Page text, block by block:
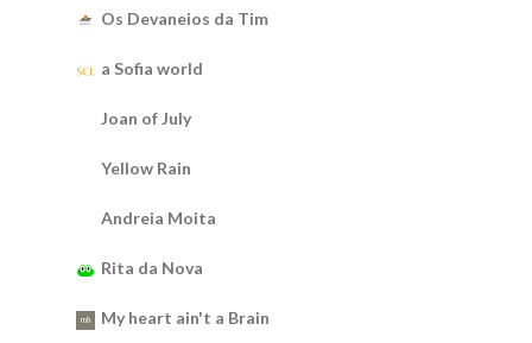
Os Devaneios da Tim
a Sofia world
Joan of July
Yellow Rain
Andreia Moita
Rita da Nova
My heart ain't a Brain